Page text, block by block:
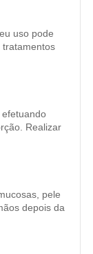
uso pode
tratamentos
Realizar
pele
depois da